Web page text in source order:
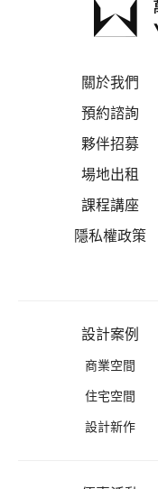
關於我們
預約諮詢
夥伴招募
場地出租
課程講座
隱私權政策
設計案例
商業空間
住宅空間
設計新作